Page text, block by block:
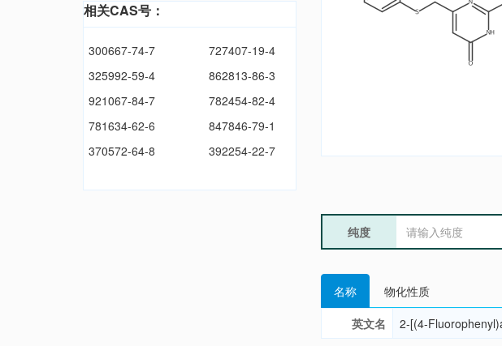
相关CAS号：
300667-74-7
727407-19-4
325992-59-4
862813-86-3
921067-84-7
782454-82-4
781634-62-6
847846-79-1
370572-64-8
392254-22-7
纯度
名称
物化性质
英文名
2-[(4-